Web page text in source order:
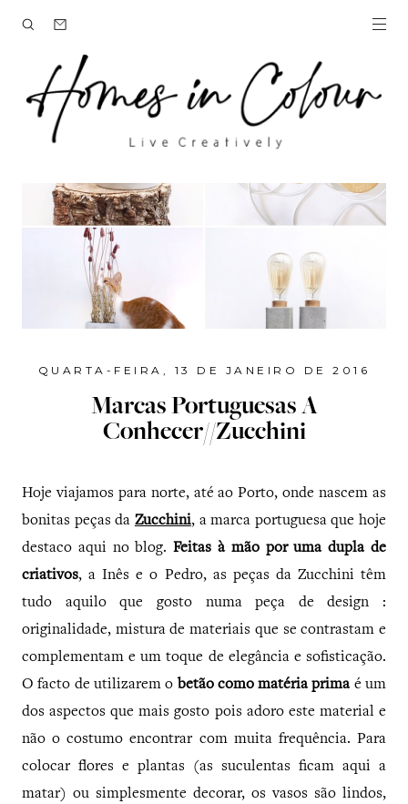
QUARTA-FEIRA, 13 DE JANEIRO DE 2016
Marcas Portuguesas A
Conhecer//Zucchini
Hoje viajamos para norte, até ao Porto, onde nascem as
bonitas peças daZucchini, a marca portuguesa que hoje
destaco aqui no blog.Feitas à mão por uma dupla de
criativos, a Inês e o Pedro, as peças da Zucchini têm
tudo aquilo que gosto numa peça de design :
originalidade, mistura de materiais que se contrastam e
complementam e um toque de elegância e sofisticação.
O facto de utilizarem o betão como matéria primaé um
dos aspectos que mais gosto pois adoro este material e
não o costumo encontrar com muita frequência. Para
colocar flores e plantas (as suculentas ficam aqui a
matar) ou simplesmente decorar, os vasos são lindos,